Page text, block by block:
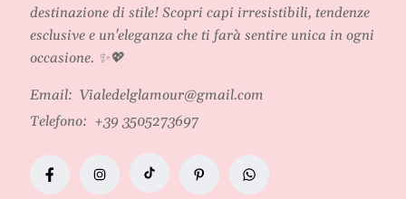
destinazione di stile! Scopri capi irresistibili, tendenze
esclusive e un'eleganza che ti farà sentire unica in ogni
occasione. ✨💖
Email: Vialedelglamour@gmail.com
Telefono: +39 3505273697